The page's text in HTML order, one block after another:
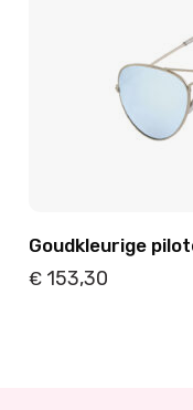
Goudkleurige
€153,30